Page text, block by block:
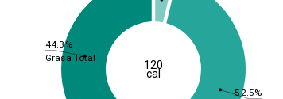
52.5%
44.3%
Grasa Total
120
cal